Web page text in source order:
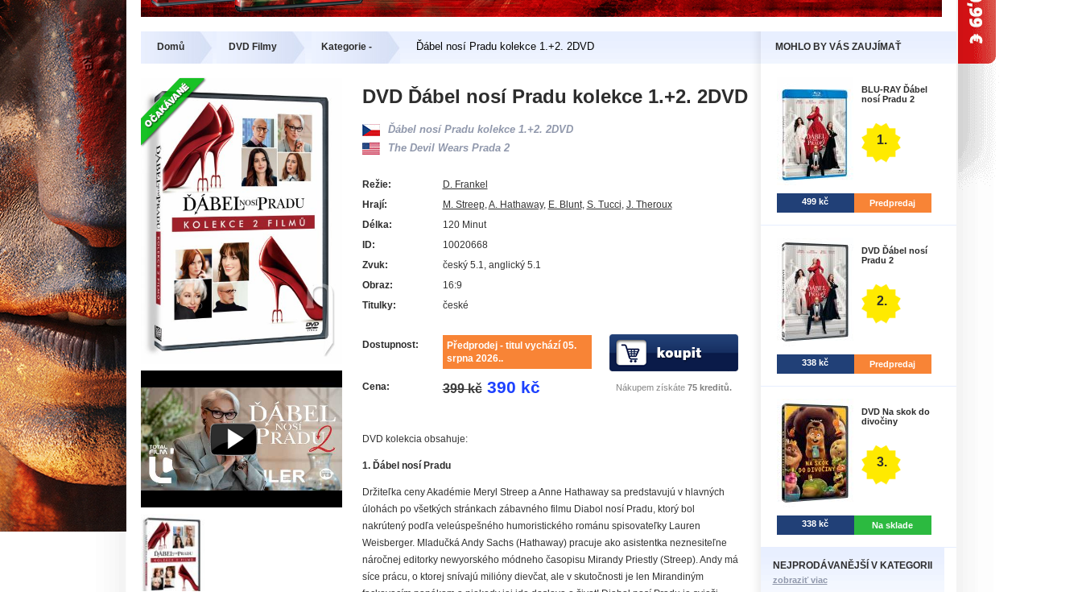
Domů DVD Filmy Kategorie - Ďábel nosí Pradu kolekce 1.+2. 2DVD MOHLO BY VÁS ZAUJÍMAŤ
DVD Ďábel nosí Pradu kolekce 1.+2. 2DVD
Ďábel nosí Pradu kolekce 1.+2. 2DVD
The Devil Wears Prada 2
Režie:
D. Frankel
Hrají:
M. Streep,A. Hathaway, E. Blunt, S. Tucci, J. Theroux
Délka:
120 Minut
ID:
10020668
Zvuk:
český 5.1, anglický 5.1
Obraz:
16:9
Titulky:
české
Dostupnost:
Předprodej - titul vychází 05.
srpna 2026..
Cena: 399 kč 390 kč Nákupem získáte 75 kreditů.
DVD kolekcia obsahuje:
1. Ďábel nosí Pradu
Držiteľka ceny Akadémie Meryl Streep a Anne Hathaway sa predstavujú v hlavných
úlohách po všetkých stránkach zábavného filmu Diabol nosí Pradu, ktorý bol
nakrútený podľa veleúspešného humoristického románu spisovateľky Lauren
Weisberger. Mladučká Andy Sachs (Hathaway) pracuje ako asistentka neznesiteľne
náročnej editorky newyorského módneho časopisu Mirandy Priestly (Streep). Andy má
síce prácu, o ktorej snívajú milióny dievčat, ale v skutočnosti je len Mirandiným
BLU-RAY Ďábel
nosí Pradu 2
1.
499 kč Predpredaj
DVD Ďábel nosí
Pradu 2
2.
338 kč Predpredaj
DVD Na skok do
divočiny
3.
338 kč Na sklade
NEJPRODÁVANĚJŠÍ V KATEGORII
zobraziť viac